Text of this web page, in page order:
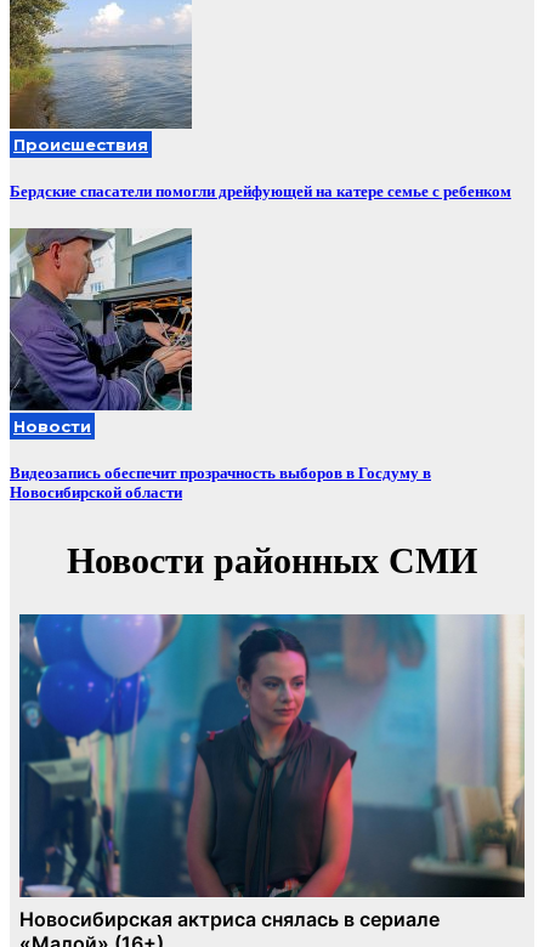
Происшествия
Бердские спасатели помогли дрейфующей на катере семье с ребенком
Новости
Видеозапись обеспечит прозрачность выборов в Госдуму в
Новосибирской области